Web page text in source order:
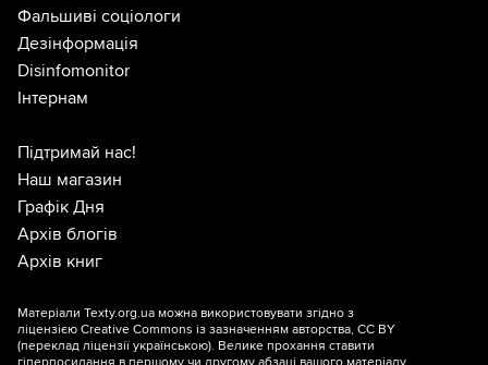
Фальшиві соціологи
Дезінформація
Disinfomonitor
Інтернам
Підтримай нас!
Наш магазин
Графік Дня
Архів блогів
Архів книг
Матеріали Texty.org.ua можна використовувати згідно з
ліцензією Creative Commons із зазначенням авторства, CC BY
(переклад ліцензії українською). Велике прохання ставити